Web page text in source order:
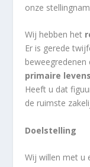
onze
Wij hebben het
Er is gerede
beweegredenen
primaire
Heeft u dat
de ruimste
Doelstelling
Wij willen met u